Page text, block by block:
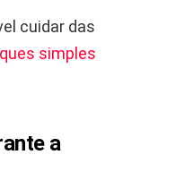
cuidar das
simples
a